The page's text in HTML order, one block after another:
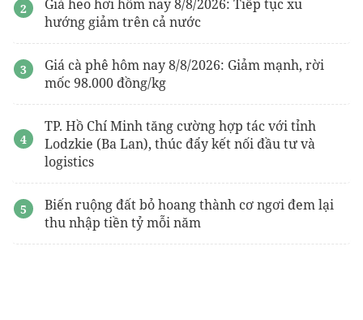
Giá heo hơi hôm nay 8/8/2026: Tiếp tục xu
hướng giảm trên cả nước
Giá cà phê hôm nay 8/8/2026: Giảm mạnh, rời
mốc 98.000 đồng/kg
TP. Hồ Chí Minh tăng cường hợp tác với tỉnh
Lodzkie (Ba Lan), thúc đẩy kết nối đầu tư và
logistics
Biến ruộng đất bỏ hoang thành cơ ngơi đem lại
thu nhập tiền tỷ mỗi năm